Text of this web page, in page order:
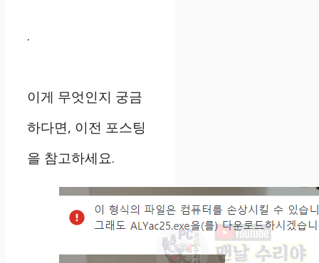
.
이게 무엇인지 궁금
하다면, 이전 포스팅
을 참고하세요.